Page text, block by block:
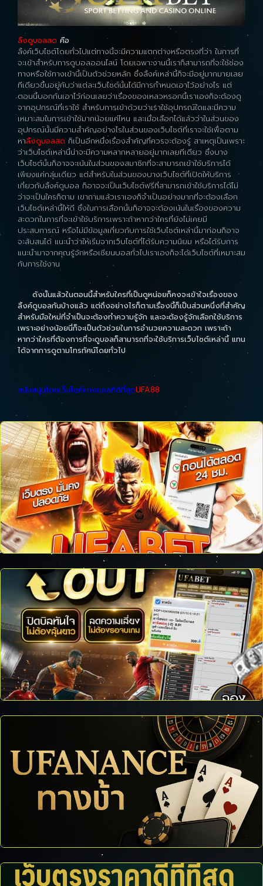
ลิ้งดูบอลสด คือ
ลิ้งค์เว็บไซต์โดยทั่วไปแต่ทางนี้จะมีความแตกต่างหรือตรงที่ว่า ในการที่
จะเข้าสำหรับการดูบอลออนไลน์ โดยเฉพาะงานนี้เราก็สามารถที่จะใช้ช่อง
ทางหรือใช้ทางเข้านี้เป็นตัวช่วยหลัก ซึ่งลิ้งค์เหล่านี้ก็จะมีอยู่มากมายเลย
ทีเดียวขึ้นอยู่กับว่าแต่ละเว็บไซต์นั้นได้มีการกำหนดเอาไว้อย่างไร แต่
ตอนนี้บอกกันเอาไว้ก่อนเลยว่าเรื่องของเหลวหรอกนี้เราเองก็จะต้องดู
จากอุปกรณ์ที่เราใช้ สำหรับการเข้าด้วยว่าเราใช้อุปกรณ์ใดและมีความ
เหมาะสมในการเข้าใช้มากน้อยแค่ไหน และเมื่อเลือกได้แล้วว่าในส่วนของ
อุปกรณ์นั้นมีความสำคัญอย่างไรในส่วนของเว็บไซต์ที่เราจะใช้เพื่อตาม
หาลิ้งดูบอลสด ก็เป็นอีกหนึ่งเรื่องสำคัญที่ควรจะต้องรู้ สาเหตุเป็นเพราะ
ว่าเว็บไซต์เหล่านี้น่าจะมีความหลากหลายอยู่มากเลยทีเดียว ซึ่งบาง
เว็บไซต์นั้นก็อาจจะเน้นในส่วนของสมาชิกที่จะสามารถเข้าใช้บริการได้
เพียงแค่กลุ่มเดียว แต่สำหรับในส่วนของบางเว็บไซต์ที่เปิดให้บริการ
เกี่ยวกับลิ้งค์ดูบอล ก็อาจจะเป็นเว็บไซต์ฟรีที่สามารถเข้าใช้บริการได้ไม่
ว่าจะเป็นใครก็ตาม เขาถามแล้วเราเองก็จำเป็นอย่างมากที่จะต้องเลือก
เว็บไซต์เหล่านี้ให้ดี ซึ่งในการเลือกนั้นก็อาจจะต้องเน้นในเรื่องของความ
สะดวกในการที่จะเข้าใช้บริการเพราะถ้าหากว่าใครที่ยังไม่เคยมี
ประสบการณ์ หรือไม่มีข้อมูลเกี่ยวกับการใช้เว็บไซต์เหล่านี้มาก่อนก็อาจ
จะสับสนได้ แนะนำว่าให้เริ่มจากเว็บไซต์ที่ได้รับความนิยม หรือได้รับการ
แนะนำมาจากคุณรู้จักหรือเซียนบอลทั่วไปเราเองก็จะได้เว็บไซต์ที่เหมาะสม
กับการใช้งาน
ดังนั้นแล้วในตอนนี้สำหรับใครที่เป็นดูหน่อยก็คงจะเข้าใจเรื่องของ
ลิ้งค์ดูบอลกันบ้างแล้ว แต่ถึงอย่างไรก็ตามเรื่องนี้ก็เป็นส่วนหนึ่งที่สำคัญ
สำหรับมือใหม่ที่จำเป็นจะต้องทำความรู้จัก และจะต้องรู้จักเลือกใช้บริการ
เพราะอย่างน้อยนี่ก็จะเป็นตัวช่วยในการอำนวยความสะดวก เพราะถ้า
หากว่าใครที่ต้องการที่จะดูบอลก็สามารถที่จะใช้บริการเว็บไซต์เหล่านี้ แทน
ได้จากการดูตามโทรทัศน์โดยทั่วไป
สนับสนุนโดยเว็บไซค์แทงบอลที่ดีที่สุดUFA88